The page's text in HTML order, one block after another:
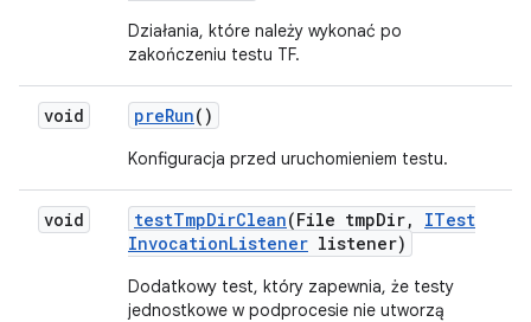
Działania, które należy wykonać po
zakończeniu testu TF.
void preRun()
Konfiguracja przed uruchomieniem testu.
void testTmpDirClean(File tmpDir,
ITest
InvocationListener listener)
Dodatkowy test, który zapewnia, że testy
jednostkowe w podprocesie nie utworzą